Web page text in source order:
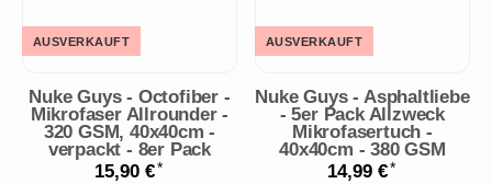
AUSVERKAUFT
Nuke Guys - Octofiber -
Mikrofaser Allrounder -
320 GSM, 40x40cm -
verpackt - 8er Pack
15,90 €*
AUSVERKAUFT
Nuke Guys - Asphaltliebe
- 5er Pack Allzweck
Mikrofasertuch -
40x40cm - 380 GSM
14,99 €*